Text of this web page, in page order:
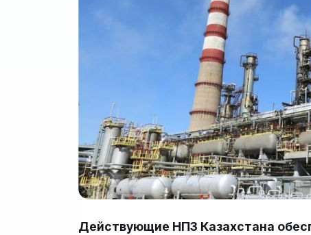
Действующие НПЗ Казахстана